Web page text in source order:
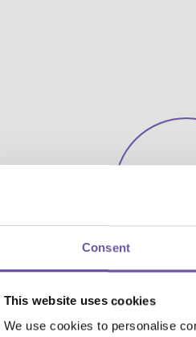
Consent
This website uses cookies
We use cookies to personalise